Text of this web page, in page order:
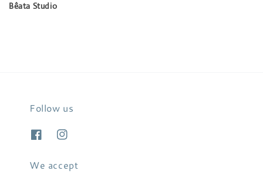
Bêata Studio
Follow us
We accept